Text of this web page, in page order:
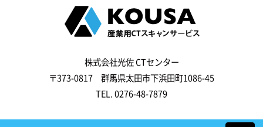
株式会社光佐 CTセンター
〒373-0817 群馬県太田市下浜田町1086-45
TEL.0276-48-7879